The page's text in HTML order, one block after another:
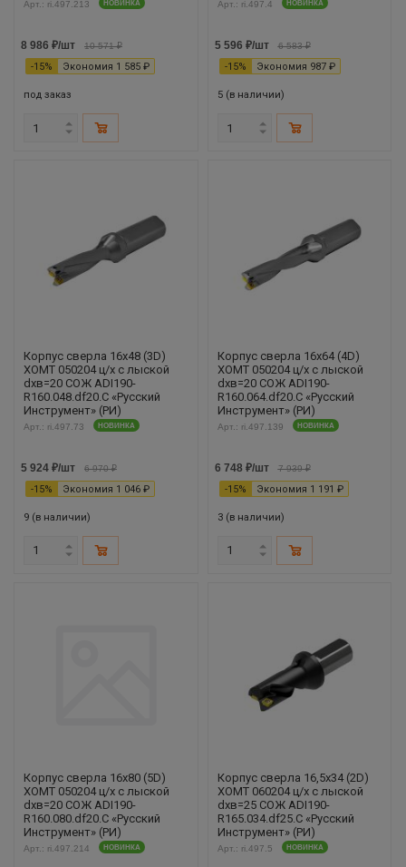
Арт.: ri.497.213 НОВИНКА
8 986 ₽/шт 10 571₽
-15% Экономия 1 585 ₽
под заказ
Арт.: ri.497.4 НОВИНКА
5 596 ₽/шт 6 583₽
-15% Экономия 987₽
5 (в наличии)
Корпус сверла 16х48 (3D)
XOMT 050204 ц/х с лыской
dхв=20 СОЖ ADI190-
R160.048.df20.С «Русский
Инструмент» (РИ)
Арт.: ri.497.73 НОВИНКА
5 924 ₽/шт 6 970₽
-15% Экономия 1 046 ₽
9 (в наличии)
Корпус сверла 16х64 (4D)
XOMT 050204 ц/х с лыской
dхв=20 СОЖ ADI190-
R160.064.df20.С «Русский
Инструмент» (РИ)
Арт.: ri.497.139 НОВИНКА
6 748 ₽/шт 7 939₽
-15% Экономия 1 191 ₽
3 (в наличии)
Корпус сверла 16х80 (5D)
XOMT 050204 ц/х с лыской
dхв=20 СОЖ ADI190-
R160.080.df20.С «Русский
Инструмент» (РИ)
Арт.: ri.497.214 НОВИНКА
Корпус сверла 16,5х34 (2D)
XOMT 060204 ц/х с лыской
dхв=25 СОЖ ADI190-
R165.034.df25.С «Русский
Инструмент» (РИ)
Арт.: ri.497.5 НОВИНКА